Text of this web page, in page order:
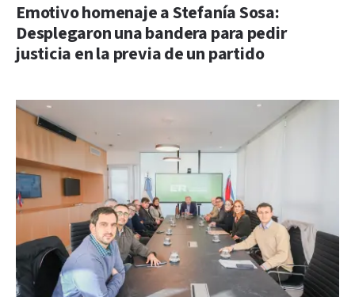
Emotivo homenaje a Stefanía Sosa:
Desplegaron una bandera para pedir
justicia en la previa de un partido